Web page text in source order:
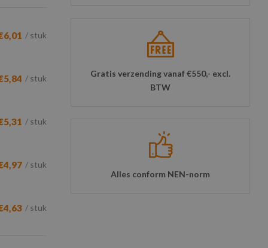
/ stuk
/ stuk
/ stuk
/ stuk
/ stuk
Gratis verzending vanaf €550,- excl.
BTW
Alles conform NEN-norm